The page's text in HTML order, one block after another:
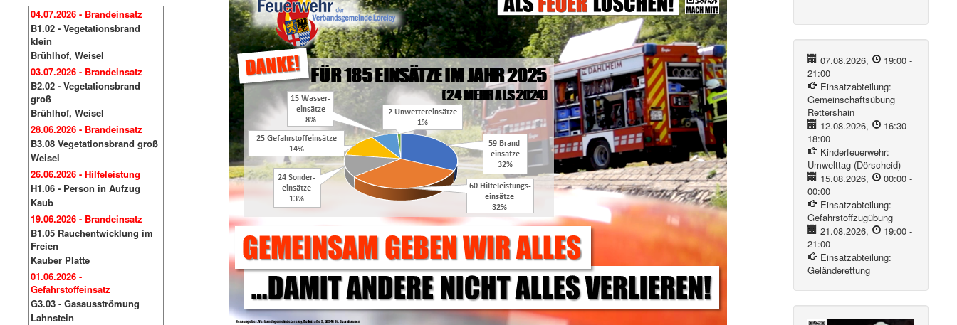
04.07.2026 - Brandeinsatz
B1.02 - Vegetationsbrand
klein
Brühlhof, Weisel
03.07.2026 - Brandeinsatz
B2.02 - Vegetationsbrand
groß
Brühlhof, Weisel
28.06.2026 - Brandeinsatz
B3.08 Vegetationsbrand groß
Weisel
26.06.2026 - Hilfeleistung
H1.06 - Person in Aufzug
Kaub
19.06.2026 - Brandeinsatz
B1.05 Rauchentwicklung im
Freien
Kauber Platte
01.06.2026 -
Gefahrstoffeinsatz
G3.03 - Gasausströmung
Lahnstein
07.08.2026, 19:00-
21:00
Einsatzabteilung:
Gemeinschaftsübung
Rettershain
12.08.2026, 16:30-
18:00
Kinderfeuerwehr:
Umwelttag (Dörscheid)
15.08.2026, 00:00-
00:00
Einsatzabteilung:
Gefahrstoffzugübung
21.08.2026, 19:00-
21:00
Einsatzabteilung:
Geländerettung